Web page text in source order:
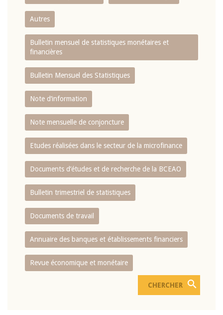
Autres
Bulletin mensuel de statistiques monétaires et
financières
Bulletin Mensuel des Statistiques
Note d’information
Note mensuelle de conjoncture
Etudes réalisées dans le secteur de la microfinance
Documents d’études et de recherche de la BCEAO
Bulletin trimestriel de statistiques
Documents de travail
Annuaire des banques et établissements financiers
Revue économique et monétaire